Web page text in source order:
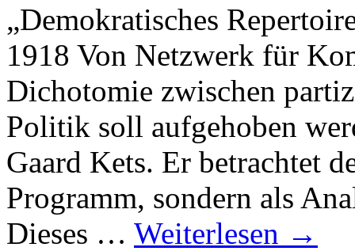
„Demokratisches
1918 Von Netzwerk für
Dichotomie zwischen
Politik soll aufgehoben
Gaard Kets. Er betrachtet
Programm, sondern als
Dieses … Weiterlesen →